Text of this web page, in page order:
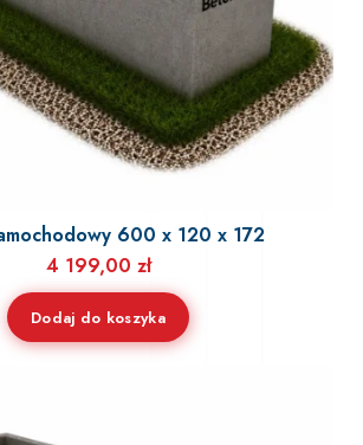
600 x 120 x 172
4 199,00 zł
Dodaj do koszyka